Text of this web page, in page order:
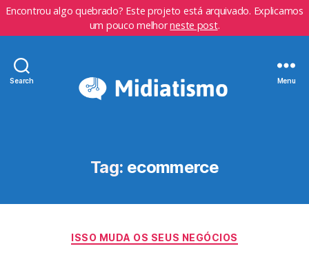
Encontrou algo quebrado? Este projeto está arquivado. Explicamos
um pouco melhorneste post.
Search Menu
Tag: ecommerce
Categorias
ISSO MUDA OS SEUS NEGÓCIOS